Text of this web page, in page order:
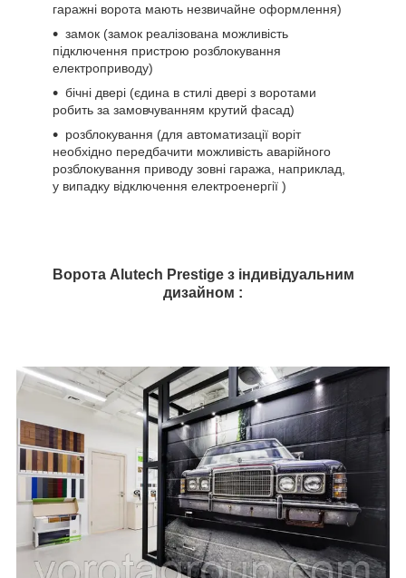
гаражні ворота мають незвичайне оформлення)
замок (замок реалізована можливість
підключення пристрою розблокування
електроприводу)
бічні двері (єдина в стилі двері з воротами
робить за замовчуванням крутий фасад)
розблокування (для автоматизації воріт
необхідно передбачити можливість аварійного
розблокування приводу зовні гаража, наприклад,
у випадку відключення електроенергії )
Ворота Alutech Prestige з індивідуальним
дизайном :